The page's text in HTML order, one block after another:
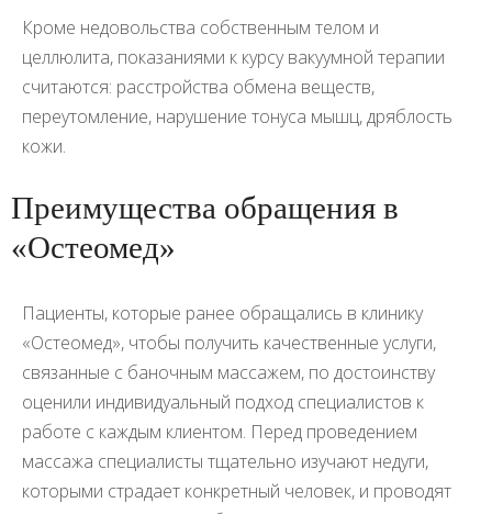
Кроме недовольства собственным телом и
целлюлита, показаниями к курсу вакуумной терапии
считаются: расстройства обмена веществ,
переутомление, нарушение тонуса мышц, дряблость
кожи.
Преимущества обращения в
«Остеомед»
Пациенты, которые ранее обращались в клинику
«Остеомед», чтобы получить качественные услуги,
связанные с баночным массажем, по достоинству
оценили индивидуальный подход специалистов к
работе с каждым клиентом. Перед проведением
массажа специалисты тщательно изучают недуги,
которыми страдает конкретный человек, и проводят